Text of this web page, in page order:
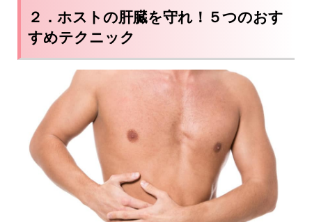
２．ホストの肝臓を守れ！５つのおす
すめテクニック